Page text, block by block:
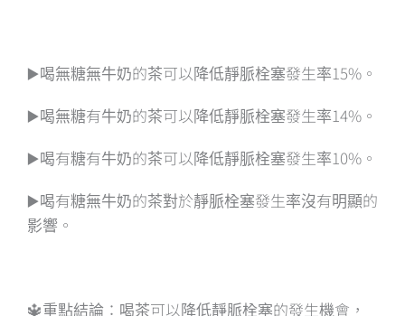
▶️喝無糖無牛奶的茶可以降低靜脈栓塞發生率15%。
▶️喝無糖有牛奶的茶可以降低靜脈栓塞發生率14%。
▶️喝有糖有牛奶的茶可以降低靜脈栓塞發生率10%。
▶️喝有糖無牛奶的茶對於靜脈栓塞發生率沒有明顯的
影響。
🔱重點結論：喝茶可以降低靜脈栓塞的發生機會，